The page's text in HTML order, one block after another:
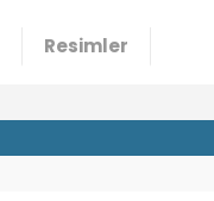
Resimler